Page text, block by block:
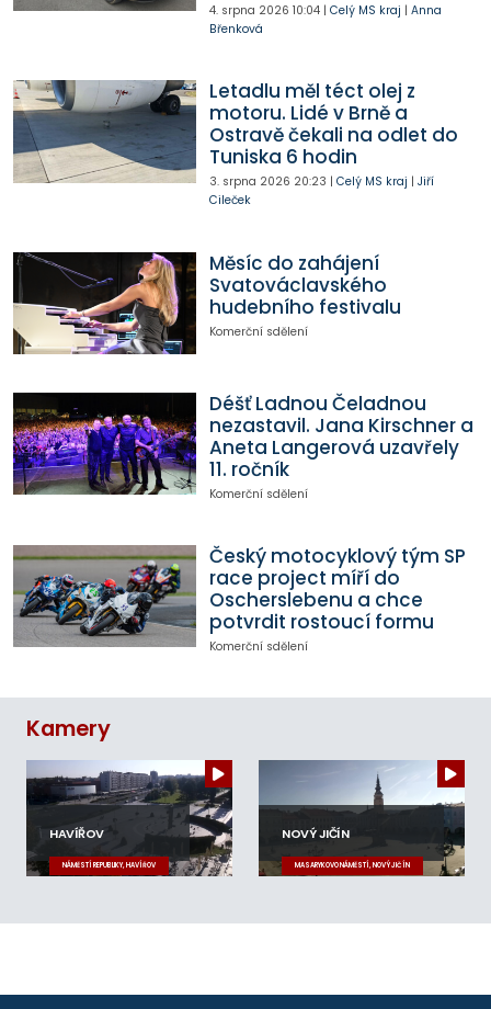
4. srpna 2026 10:04| Celý MS kraj | Anna
Břenková
Letadlu měl téct olej z
motoru. Lidé v Brně a
Ostravě čekali na odlet do
Tuniska 6 hodin
3. srpna 2026 20:23 | Celý MS kraj | Jiří
Cileček
Měsíc do zahájení
Svatováclavského
hudebního festivalu
Komerční sdělení
Déšť Ladnou Čeladnou
nezastavil. Jana Kirschner a
Aneta Langerová uzavřely
11. ročník
Komerční sdělení
Český motocyklový tým SP
race project míří do
Oscherslebenu a chce
potvrdit rostoucí formu
Komerční sdělení
Kamery
HAVÍŘOV
NÁMĚSTÍ REPUBLIKY, HAVÍŘOV
NOVÝ JIČÍN
MASARYKOVO NÁMĚSTÍ, NOVÝ JIČÍN